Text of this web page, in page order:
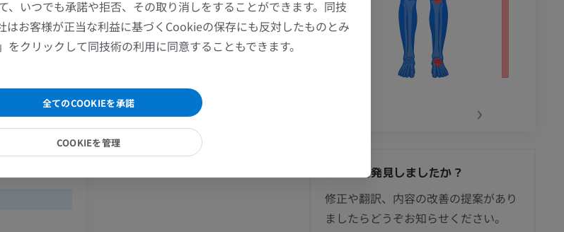
区
前外側視床線条体動脈
前外側視床線条体動脈
節MRI
アム
股関節MRI
MRI
膝 MRI
MRI
プレミアム
›
間違いを発見しましたか？
修正や翻訳、内容の改善の提案があり
ましたらどうぞお知らせください。
、いつでも承諾や拒否、その取り消しをすることができます。同技
はお客様が正当な利益に基づくCookieの保存にも反対したものとみ
クリックして同技術の利用に同意することもできます。
全てのCOOKIEを承諾
COOKIEを管理